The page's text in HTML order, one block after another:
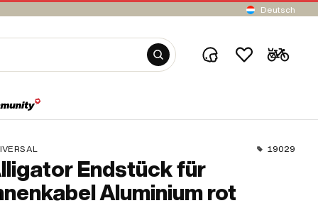
Deutsch
19029
Endstück für
Aluminium rot